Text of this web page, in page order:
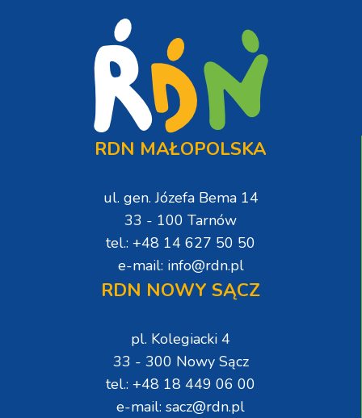
RDN MAŁOPOLSKA
ul. gen. Józefa Bema 14
33 - 100 Tarnów
tel.: +48 14 627 50 50
e-mail: info@rdn.pl
RDN NOWY SĄCZ
pl. Kolegiacki 4
33 - 300 Nowy Sącz
tel.: +48 18 449 06 00
e-mail: sacz@rdn.pl